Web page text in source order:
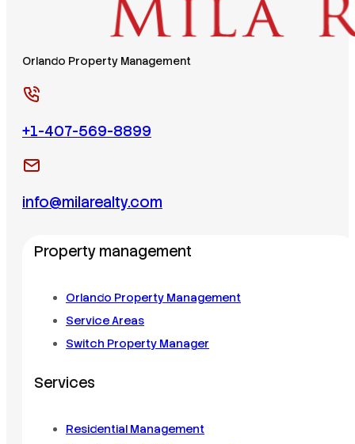
Orlando Property Management
+1-407-569-8899
info@milarealty.com
Property management
Orlando Property Management
Service Areas
Switch Property Manager
Services
Residential Management